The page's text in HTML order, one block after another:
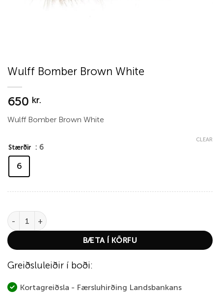
Wulff Bomber Brown White
650 kr.
Wulff Bomber Brown White
Stærðir : 6
6
CLEAR
Wulff Bomber Brown White quantity
BÆTA Í KÖRFU
Greiðsluleiðir í boði:
Kortagreiðsla - Færsluhirðing Landsbankans